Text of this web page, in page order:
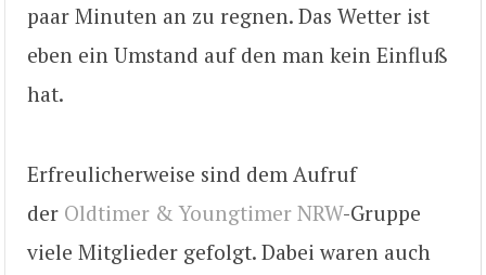
paar Minuten an zu regnen. Das Wetter ist
eben ein Umstand auf den man kein Einfluß
hat.
Erfreulicherweise sind dem Aufruf
der Oldtimer & Youngtimer NRW-Gruppe
viele Mitglieder gefolgt. Dabei waren auch